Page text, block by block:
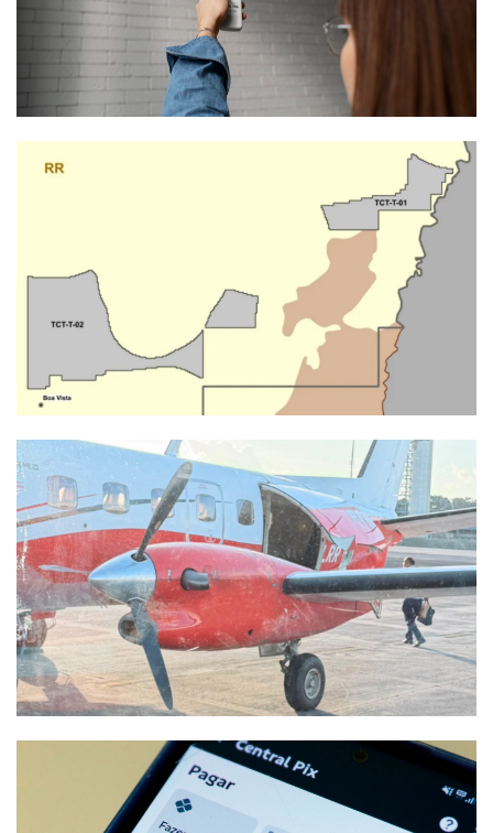
Jorge Vercillo celebra 30
anos de carreira com show
na Festa do Santíssimo
Salvador
3
aniversariantes internados,
em gesto de humanização e
acolhimento ao paciente
Comissão de Análise e
Prevenção de Acidentes do
CREA visita SJB
5 noticias
Agricultura mais forte
impulsiona
desenvolvimento e amplia
oportunidades em São
Francisco de Itabapoana
Anvisa proíbe 'Ozempic